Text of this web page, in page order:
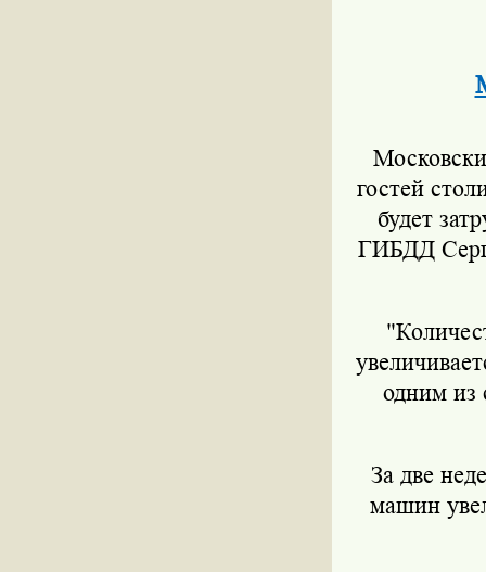
гостей
будет
ГИБДД
одним из
За две
машин